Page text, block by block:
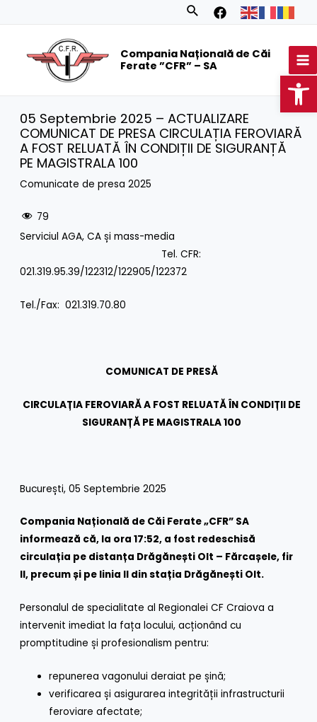
Search
Compania Națională de Căi
Ferate ”CFR” – SA
05 Septembrie 2025 – ACTUALIZARE
COMUNICAT DE PRESA CIRCULAȚIA FEROVIARĂ
A FOST RELUATĂ ÎN CONDIȚII DE SIGURANȚĂ
PE MAGISTRALA 100
Comunicate de presa 2025
79
Serviciul AGA, CA și mass-media
Tel. CFR:
021.319.95.39/122312/122905/122372
Tel./Fax: 021.319.70.80
COMUNICAT DE PRESĂ
CIRCULAȚIA FEROVIARĂ A FOST RELUATĂ ÎN CONDIȚII DE
SIGURANȚĂ PE MAGISTRALA 100
București, 05 Septembrie 2025
Compania Națională de Căi Ferate „CFR” SA
informează că, la ora 17:52, a fost redeschisă
circulația pe distanța Drăgănești Olt – Fărcașele, fir
II, precum și pe linia II din stația Drăgănești Olt.
Personalul de specialitate al Regionalei CF Craiova a
intervenit imediat la fața locului, acționând cu
promptitudine și profesionalism pentru:
repunerea vagonului deraiat pe șină;
verificarea și asigurarea integrității infrastructurii
feroviare afectate;